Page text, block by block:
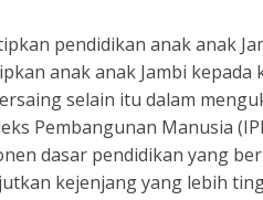
pendidikan anak anak
anak anak Jambi
selain itu dalam
Pembangunan Manusia
dasar pendidikan yang
kejenjang yang lebih